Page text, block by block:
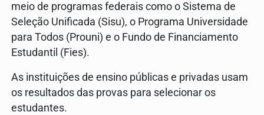
meio de programas federais como o Sistema de
Seleção Unificada (Sisu), o Programa Universidade
para Todos (Prouni) e o Fundo de Financiamento
Estudantil (Fies).
As instituições de ensino públicas e privadas usam
os resultados das provas para selecionar os
estudantes.